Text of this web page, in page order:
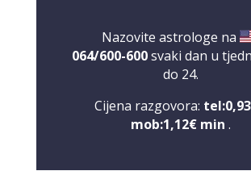
Nazovite astrologe na
064/600-600svaki dan u
do 24.
Cijena razgovora:
mob:1,12€ min .